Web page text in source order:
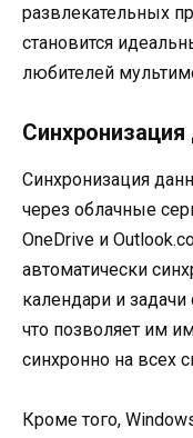
развлекательных
становится
любителей
Синхронизация
через облачные
OneDrive и
автоматически
календари и
что позволяет им
синхронно на всех
Кроме того,